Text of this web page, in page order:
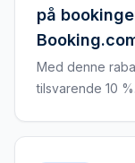
på
Med denne
tilsvarende 10